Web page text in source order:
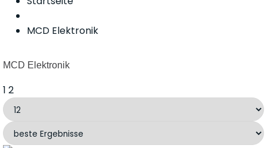
MCD Elektronik
MCD Elektronik
1 2